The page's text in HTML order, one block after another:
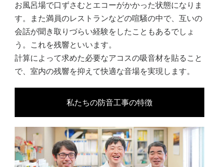
お風呂場で口ずさむとエコーがかかった状態になりま
す。また満員のレストランなどの喧騒の中で、互いの
会話が聞き取りづらい経験をしたこともあるでしょ
う。これを残響といいます。
計算によって求めた必要なアコスの吸音材を貼ること
で、室内の残響を抑えて快適な音場を実現します。
私たちの防音工事の特徴